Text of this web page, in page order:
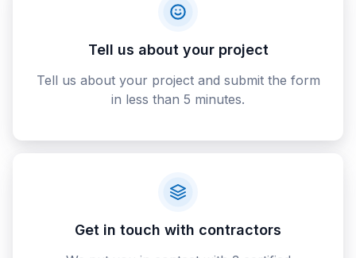
Tell us about your project
Tell us about your project and submit the form
in less than 5 minutes.
Get in touch with contractors